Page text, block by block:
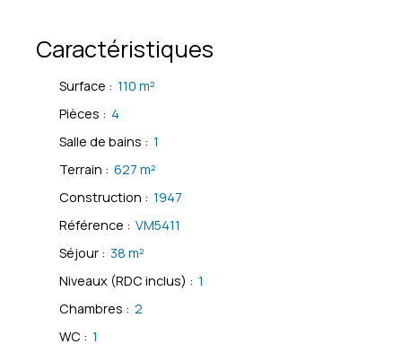
Caractéristiques
Surface : 110 m²
Pièces : 4
Salle de bains : 1
Terrain : 627 m²
Construction : 1947
Référence : VM5411
Séjour : 38 m²
Niveaux (RDC inclus) : 1
Chambres : 2
WC : 1